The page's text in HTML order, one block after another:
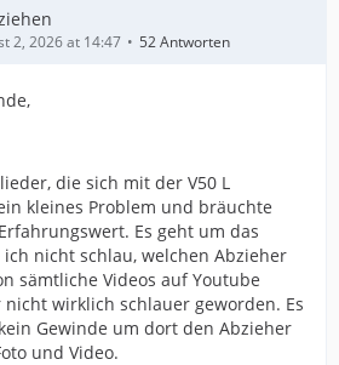
2, 2026 at 14:47 52 Antworten
die sich mit der V50 L
kleines Problem und bräuchte
Es geht um das
ich nicht schlau, welchen Abzieher
sämtliche Videos auf Youtube
wirklich schlauer geworden. Es
Gewinde um dort den Abzieher
und Video.